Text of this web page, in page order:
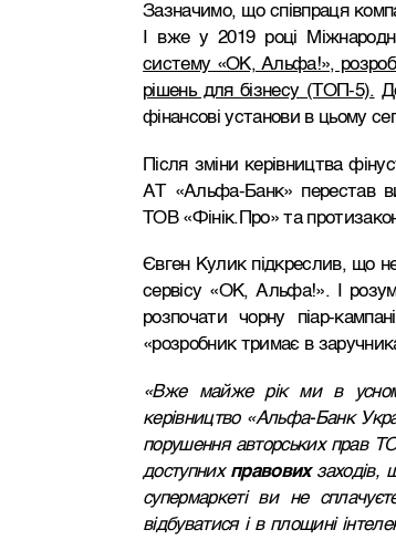
Зазначимо, що співпраця
І вже у 2019 році
систему «ОК, Альфа!»,
рішень для бізнесу (ТОП-5).
фінансові установи в цьому
Після зміни керівництва
АТ «Альфа-Банк» перестав
ТОВ «Фінік.Про» та
Євген Кулик підкреслив, що
сервісу «ОК, Альфа!». І
розпочати чорну піар-
«розробник тримає в
«Вже майже рік ми в
керівництво «Альфа-Банк
порушення авторських прав
доступних правовихзаходів,
супермаркеті ви не
відбуватися і в площині